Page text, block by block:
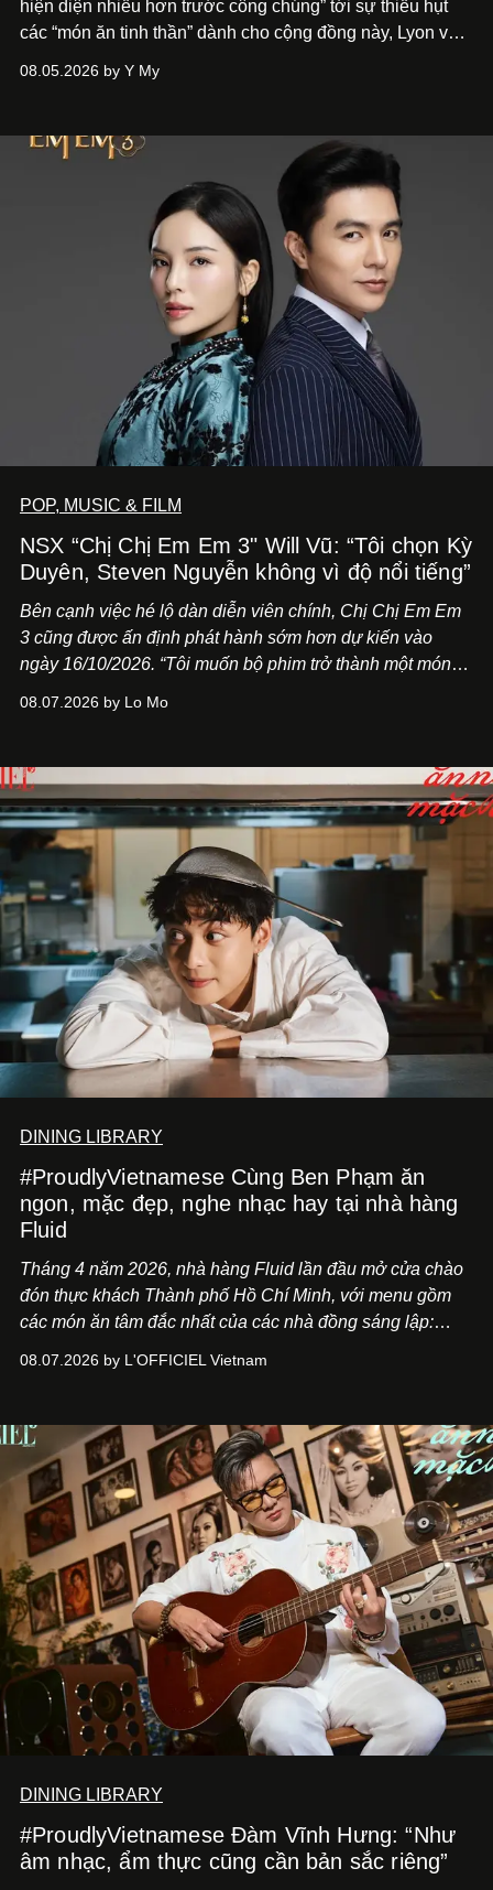
hiện diện nhiều hơn trước công chúng” tới sự thiếu hụt
các “món ăn tinh thần” dành cho cộng đồng này, Lyon và
phẩm múa đương đại thành hiện thực, mang tên Lắng
08.05.2026 by Y My
POP, MUSIC & FILM
NSX “Chị Chị Em Em 3" Will Vũ: “Tôi chọn Kỳ
Duyên, Steven Nguyễn không vì độ nổi tiếng”
Bên cạnh việc hé lộ dàn diễn viên chính, Chị Chị Em Em
3 cũng được ấn định phát hành sớm hơn dự kiến vào
ngày 16/10/2026. “Tôi muốn bộ phim trở thành một món
Việt Nam”, NSX Will Vũ cho biết.
08.07.2026 by Lo Mo
DINING LIBRARY
#ProudlyVietnamese Cùng Ben Phạm ăn
ngon, mặc đẹp, nghe nhạc hay tại nhà hàng
Fluid
Tháng 4 năm 2026, nhà hàng Fluid lần đầu mở cửa chào
đón thực khách Thành phố Hồ Chí Minh, với menu gồm
các món ăn tâm đắc nhất của các nhà đồng sáng lập:
món ăn đa dạng từ Á đến Âu nhanh chóng được yêu thích
mang đến niềm vui cho thực khách.
08.07.2026 by L'OFFICIEL Vietnam
DINING LIBRARY
#ProudlyVietnamese Đàm Vĩnh Hưng: “Như
âm nhạc, ẩm thực cũng cần bản sắc riêng”